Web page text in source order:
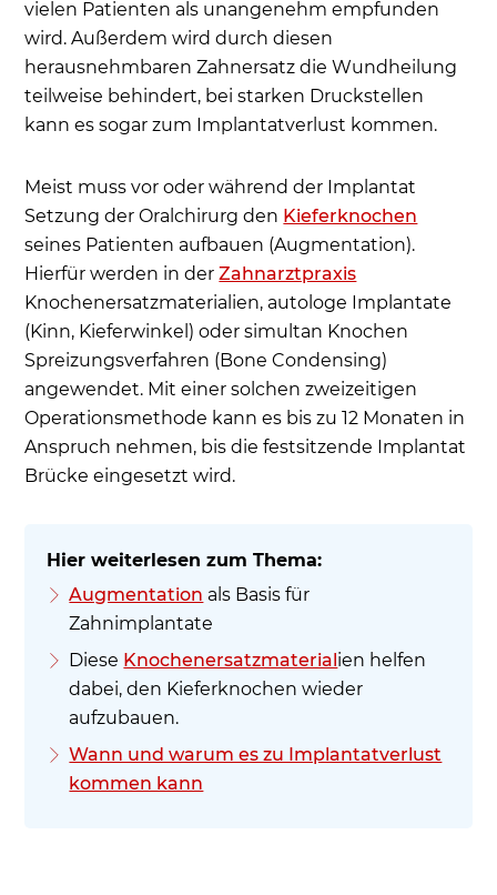
vielen Patienten als unangenehm empfunden
wird. Außerdem wird durch diesen
herausnehmbaren Zahnersatz die Wundheilung
teilweise behindert, bei starken Druckstellen
kann es sogar zum Implantatverlust kommen.
Meist muss vor oder während der Implantat
Setzung der Oralchirurg den Kieferknochen
seines Patienten aufbauen (Augmentation).
Hierfür werden in derZahnarztpraxis
Knochenersatzmaterialien, autologe Implantate
(Kinn, Kieferwinkel) oder simultan Knochen
Spreizungsverfahren (Bone Condensing)
angewendet. Mit einer solchen zweizeitigen
Operationsmethode kann es bis zu 12 Monaten in
Anspruch nehmen, bis die festsitzende Implantat
Brücke eingesetzt wird.
Augmentation als Basis für
Zahnimplantate
Diese Knochenersatzmaterialien helfen
dabei, den Kieferknochen wieder
aufzubauen.
Wann und warum es zu Implantatverlust
kommen kann